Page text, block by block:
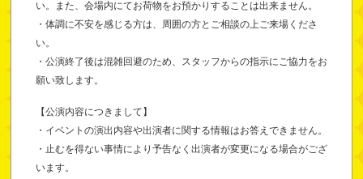
い。また、会場内にてお荷物をお預かりすることは出来ません。
・体調に不安を感じる方は、周囲の方とご相談の上ご来場くださ
い。
・公演終了後は混雑回避のため、スタッフからの指示にご協力をお
願い致します。
【公演内容につきまして】
・イベントの演出内容や出演者に関する情報はお答えできません。
・止むを得ない事情により予告なく出演者が変更になる場合がござ
います。